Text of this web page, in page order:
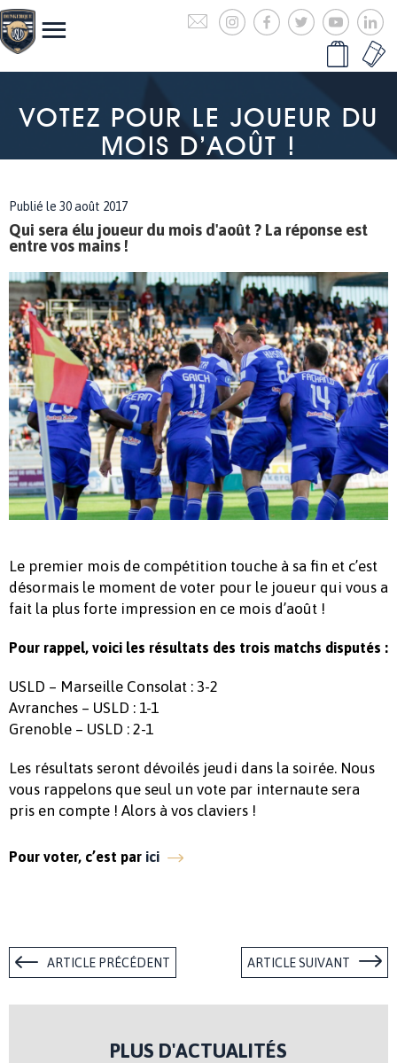
VOTEZ POUR LE JOUEUR DU
MOIS D’AOÛT !
Publié le 30 août 2017
Qui sera élu joueur du mois d'août ? La réponse est
entre vos mains !
Le premier mois de compétition touche à sa fin et c’est
désormais le moment de voter pour le joueur qui vous a
fait la plus forte impression en ce mois d’août !
Pour rappel, voici les résultats des trois matchs disputés :
USLD – Marseille Consolat : 3-2
Avranches – USLD : 1-1
Grenoble – USLD : 2-1
Les résultats seront dévoilés jeudi dans la soirée. Nous
vous rappelons que seul un vote par internaute sera
pris en compte ! Alors à vos claviers !
Pour voter, c’est par ici
ARTICLE PRÉCÉDENT ARTICLE SUIVANT
PLUS D'ACTUALITÉS